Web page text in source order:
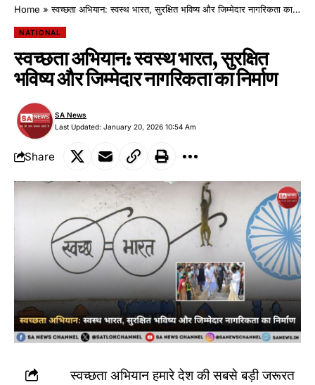
Home »स्वच्छता अभियान: स्वस्थ भारत, सुरक्षित भविष्य और जिम्मेदार नागरिकता का निर्माण
NATIONAL
स्वच्छता अभियान: स्वस्थ भारत, सुरक्षित
भविष्य और जिम्मेदार नागरिकता का निर्माण
Last Updated: January 20, 2026 10:54 Am
SA News
Share
स्वच्छता अभियान हमारे देश की सबसे बड़ी जरूरत